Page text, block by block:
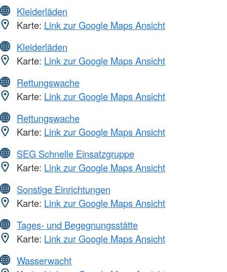
Kleiderläden
Karte: Link zur Google Maps Ansicht
Kleiderläden
Karte: Link zur Google Maps Ansicht
Rettungswache
Karte: Link zur Google Maps Ansicht
Rettungswache
Karte: Link zur Google Maps Ansicht
SEG Schnelle Einsatzgruppe
Karte: Link zur Google Maps Ansicht
Sonstige Einrichtungen
Karte: Link zur Google Maps Ansicht
Tages- und Begegnungsstätte
Karte: Link zur Google Maps Ansicht
Wasserwacht